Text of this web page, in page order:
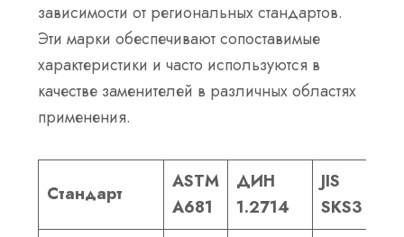
зависимости от региональных стандартов.
Эти марки обеспечивают сопоставимые
характеристики и часто используются в
качестве заменителей в различных областях
применения.
Стандарт
ASTM
А681
ДИН
1.2714
JIS
SKS3